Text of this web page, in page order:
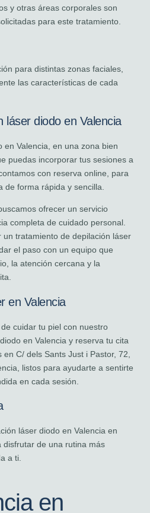
y otras áreas corporales son
para este tratamiento.
para distintas zonas faciales,
las características de cada
láser diodo en Valencia
en Valencia, en una zona bien
puedas incorporar tus sesiones a
con reserva online, para
forma rápida y sencilla.
ofrecer un servicio
completa de cuidado personal.
un tratamiento de depilación láser
el paso con un equipo que
la atención cercana y la
en Valencia
cuidar tu piel con nuestro
en Valencia y reserva tu cita
en C/ dels Sants Just i Pastor, 72,
listos para ayudarte a sentirte
en cada sesión.
láser diodo en Valencia en
disfrutar de una rutina más
a ti.
en